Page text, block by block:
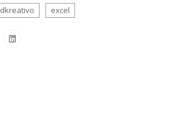
dkreativo excel